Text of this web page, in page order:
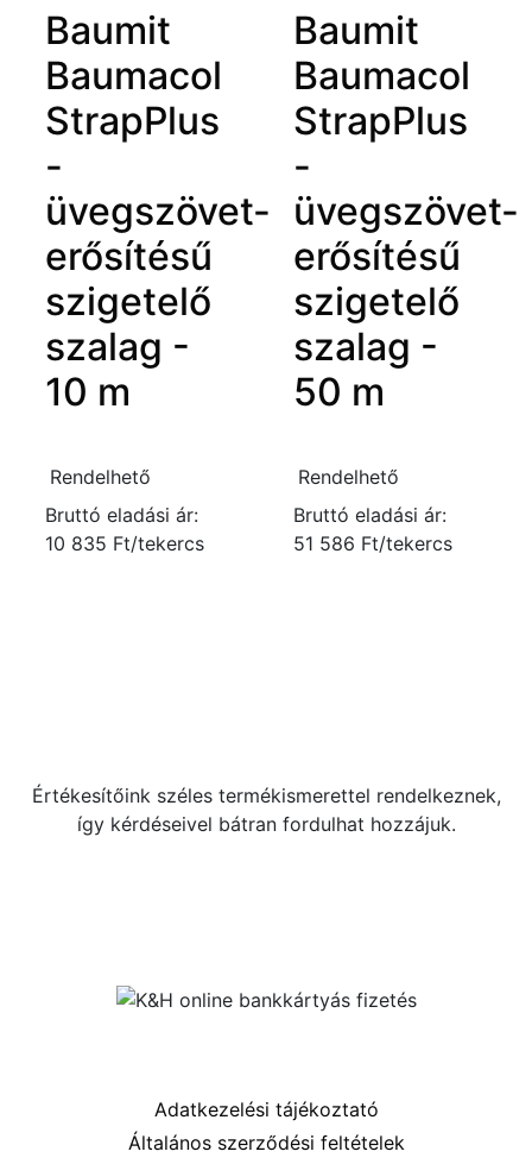
Baumit
Baumacol
StrapPlus
-
üvegszövet-
erősítésű
szigetelő
szalag -
10 m
Rendelhető
Bruttó eladási ár:
10 835 Ft/tekercs
Baumit
Baumacol
StrapPlus
-
üvegszövet-
erősítésű
szigetelő
szalag -
50 m
Rendelhető
Bruttó eladási ár:
51 586 Ft/tekercs
Értékesítőink széles termékismerettel rendelkeznek,
így kérdéseivel bátran fordulhat hozzájuk.
Adatkezelési tájékoztató
Általános szerződési feltételek